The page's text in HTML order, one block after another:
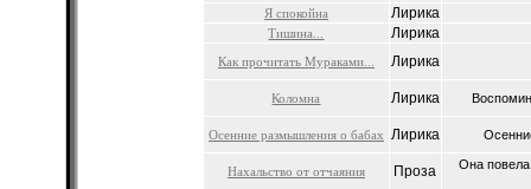
Я спокойна Лирика
Тишина... Лирика
Как прочитать Мураками... Лирика
Коломна Лирика
Осенние размышления о бабах Лирика
Нахальство от отчаяния Проза Она повела